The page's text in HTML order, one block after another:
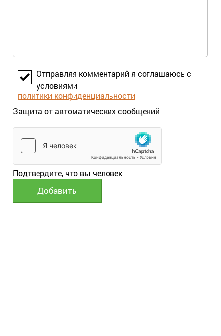
Отправляя комментарий я соглашаюсь с
условиями
политики конфиденциальности
Защита от автоматических сообщений
Подтвердите, что вы человек